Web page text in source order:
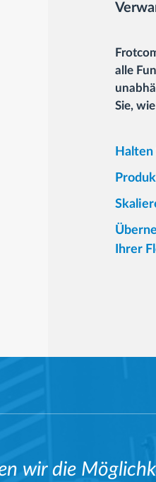
alle
Sie,
Ihrer
wir die